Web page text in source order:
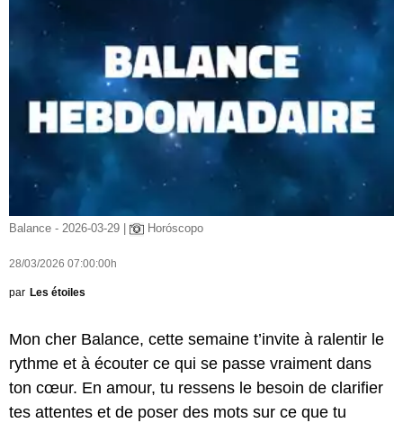
Balance - 2026-03-29 | Horóscopo
28/03/2026 07:00:00h
par Les étoiles
Mon cher Balance, cette semaine t’invite à ralentir le
rythme et à écouter ce qui se passe vraiment dans
ton cœur. En amour, tu ressens le besoin de clarifier
tes attentes et de poser des mots sur ce que tu